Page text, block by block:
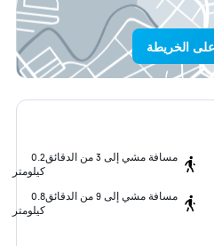
الخريطة
مسافة مشي إلى 3 من الدقائق
0.2
كيلومتر
مسافة مشي إلى 9 من الدقائق
0.8
كيلومتر